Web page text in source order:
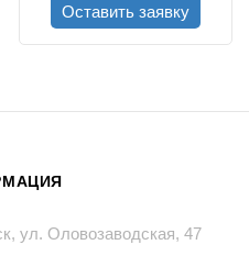
Оставить заявку
ул. Оловозаводская, 47